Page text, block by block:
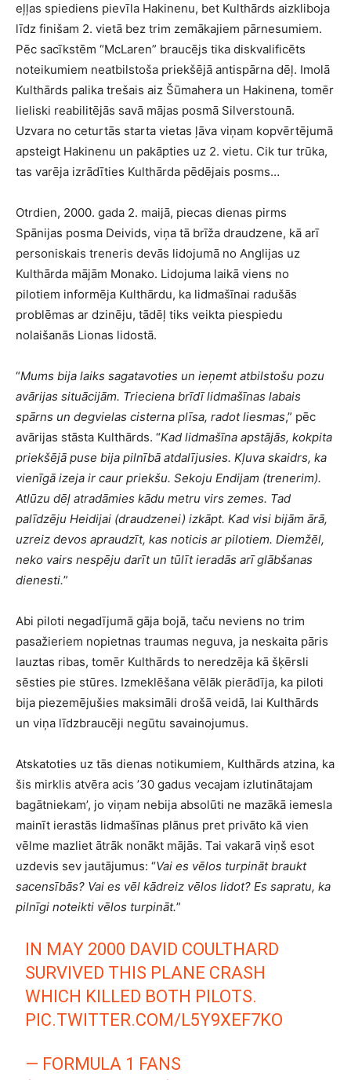
eļļas spiediens pievīla Hakinenu, bet Kulthārds aizkliboja
līdz finišam 2. vietā bez trim zemākajiem pārnesumiem.
Pēc sacīkstēm “McLaren” braucējs tika diskvalificēts
noteikumiem neatbilstoša priekšējā antispārna dēļ. Imolā
Kulthārds palika trešais aiz Šūmahera un Hakinena, tomēr
lieliski reabilitējās savā mājas posmā Silverstounā.
Uzvara no ceturtās starta vietas ļāva viņam kopvērtējumā
apsteigt Hakinenu un pakāpties uz 2. vietu. Cik tur trūka,
tas varēja izrādīties Kulthārda pēdējais posms…
Otrdien, 2000. gada 2. maijā, piecas dienas pirms
Spānijas posma Deivids, viņa tā brīža draudzene, kā arī
personiskais treneris devās lidojumā no Anglijas uz
Kulthārda mājām Monako. Lidojuma laikā viens no
pilotiem informēja Kulthārdu, ka lidmašīnai radušās
problēmas ar dzinēju, tādēļ tiks veikta piespiedu
nolaišanās Lionas lidostā.
“Mums bija laiks sagatavoties un ieņemt atbilstošu pozu
avārijas situācijām. Trieciena brīdī lidmašīnas labais
spārns un degvielas cisterna plīsa, radot liesmas,” pēc
avārijas stāsta Kulthārds. “Kad lidmašīna apstājās, kokpita
priekšējā puse bija pilnībā atdalījusies. Kļuva skaidrs, ka
vienīgā izeja ir caur priekšu. Sekoju Endijam (trenerim).
Atlūzu dēļ atradāmies kādu metru virs zemes. Tad
palīdzēju Heidijai (draudzenei) izkāpt. Kad visi bijām ārā,
uzreiz devos apraudzīt, kas noticis ar pilotiem. Diemžēl,
neko vairs nespēju darīt un tūlīt ieradās arī glābšanas
dienesti.”
Abi piloti negadījumā gāja bojā, taču neviens no trim
pasažieriem nopietnas traumas neguva, ja neskaita pāris
lauztas ribas, tomēr Kulthārds to neredzēja kā šķērsli
sēsties pie stūres. Izmeklēšana vēlāk pierādīja, ka piloti
bija piezemējušies maksimāli drošā veidā, lai Kulthārds
un viņa līdzbraucēji negūtu savainojumus.
Atskatoties uz tās dienas notikumiem, Kulthārds atzina, ka
šis mirklis atvēra acis ’30 gadus vecajam izlutinātajam
bagātniekam’, jo viņam nebija absolūti ne mazākā iemesla
mainīt ierastās lidmašīnas plānus pret privāto kā vien
vēlme mazliet ātrāk nonākt mājās. Tai vakarā viņš esot
uzdevis sev jautājumus: “Vai es vēlos turpināt braukt
sacensībās? Vai es vēl kādreiz vēlos lidot? Es sapratu, ka
pilnīgi noteikti vēlos turpināt.”
IN MAY 2000 DAVID COULTHARD
SURVIVED THIS PLANE CRASH
WHICH KILLED BOTH PILOTS.
PIC.TWITTER.COM/L5Y9XEF7KO
— FORMULA 1 FANS